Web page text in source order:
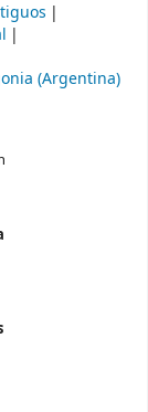
(Argentina)